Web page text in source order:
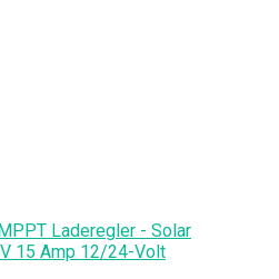
Laderegler - Solar
15 Amp 12/24-Volt